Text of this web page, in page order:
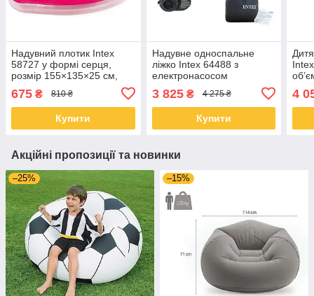
Надувний плотик Intex
58727 у формі серця,
розмір 155×135×25 см,
навантаження до 100 кг
675 ₴ 810 ₴
Купити
Надувне односпальне
ліжко Intex 64488 з
електронасосом
3 825₴ 4 275 ₴
Купити
4
Акційні пропозиції та новинки
–25% –15%